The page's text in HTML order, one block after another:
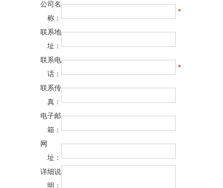
公司名
称：
*
联系地
址：
联系电
话：
*
联系传
真：
电子邮
箱：
网
址：
详细说
明：